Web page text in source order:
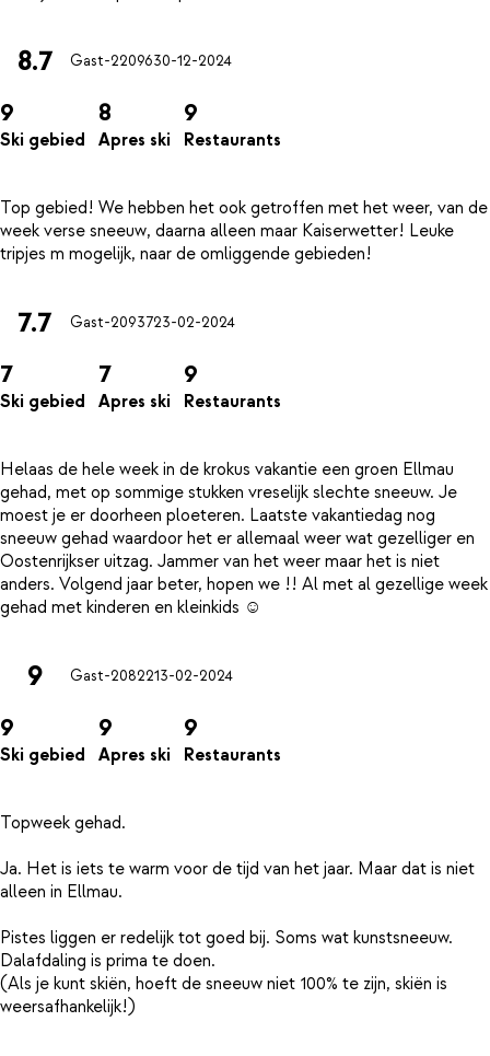
8.7 Gast-2209630-12-2024
9
Ski gebied
8
Apres ski
9
Restaurants
Top gebied! We hebben het ook getroffen met het weer, van de
week verse sneeuw, daarna alleen maar Kaiserwetter! Leuke
7.7 Gast-2093723-02-2024
7
Ski gebied
7
Apres ski
9
Restaurants
Helaas de hele week in de krokus vakantie een groen Ellmau
gehad, met op sommige stukken vreselijk slechte sneeuw. Je
moest je er doorheen ploeteren. Laatste vakantiedag nog
sneeuw gehad waardoor het er allemaal weer wat gezelliger en
Oostenrijkser uitzag. Jammer van het weer maar het is niet
anders. Volgend jaar beter, hopen we !! Al met al gezellige week
9 Gast-2082213-02-2024
9
Ski gebied
9
Apres ski
9
Restaurants
Topweek gehad.
Ja. Het is iets te warm voor de tijd van het jaar. Maar dat is niet
alleen in Ellmau.
Pistes liggen er redelijk tot goed bij. Soms wat kunstsneeuw.
Dalafdaling is prima te doen.
(Als je kunt skiën, hoeft de sneeuw niet 100% te zijn, skiën is